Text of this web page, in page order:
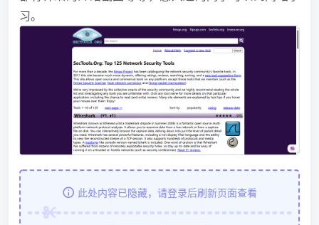
习。
此处内容已隐藏，请登录后刷新页面查看